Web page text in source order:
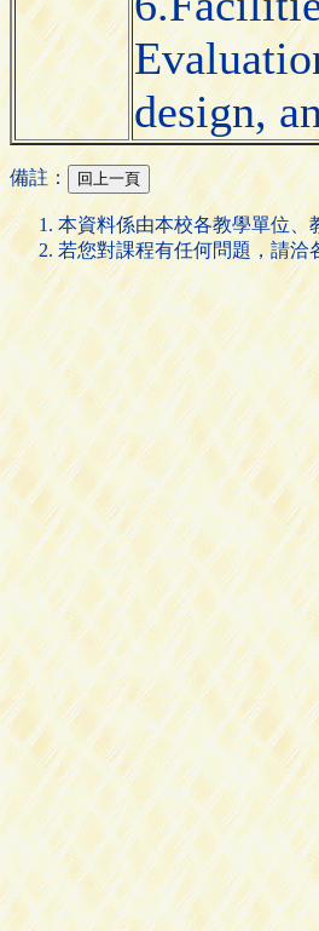
design,
備註：
本資料係由本校各教學單位、
若您對課程有任何問題，請洽